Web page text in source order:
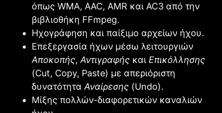
όπως WMA, AAC, AMR και AC3 από την
βιβλιοθήκη FFmpeg.
Ηχογράφηση και παίξιμο αρχείων ήχου.
Επεξεργασία ήχων μέσω λειτουργιών
Αποκοπής, Αντιγραφής και Επικόλλησης
(Cut, Copy, Paste) με απεριόριστη
δυνατότητα Αναίρεσης (Undo).
Μίξης πολλών-διαφορετικών καναλιών